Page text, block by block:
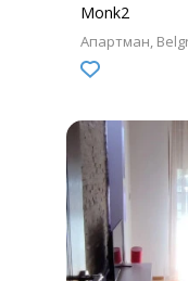
Monk2
Апартман